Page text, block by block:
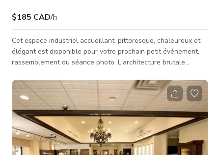
$185 CAD/h
Cet espace industriel accueillant, pittoresque, chaleureux et
élégant est disponible pour votre prochain petit événement,
rassemblement ou séance photo. L'architecture brutale
une séance photo ou un événement. Situé dans le centre-
ouest d'Edmonton, juste à côté de Jasper Ave. Cet espace est
parfait pour : * Séance photo * Production * Baby shower /
fête de mariage * Soirée entre femmes * Événement pré-
boissons * En